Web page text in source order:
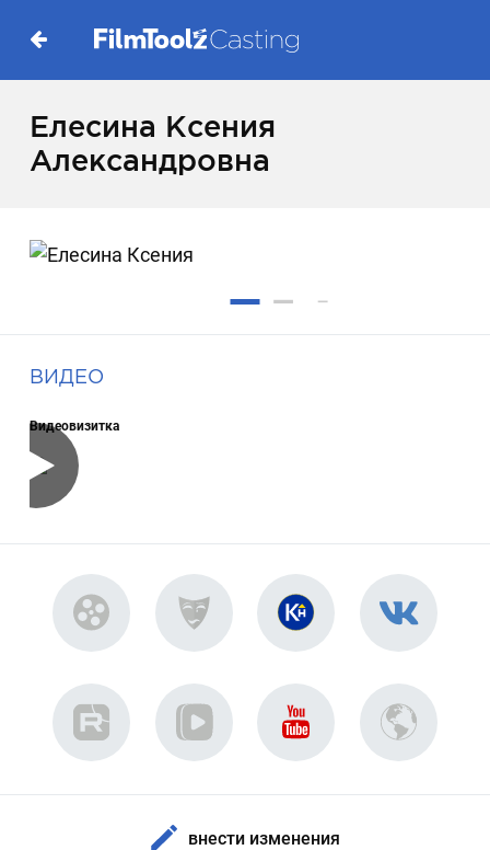
Елесина Ксения
Александровна
ВИДЕО
Видеовизитка
внести изменения